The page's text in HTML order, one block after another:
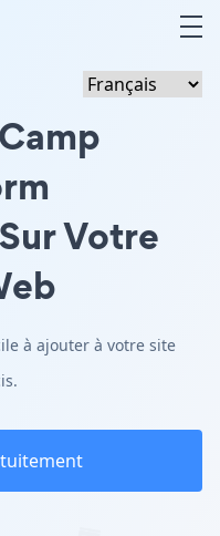
Votre
à ajouter à votre site